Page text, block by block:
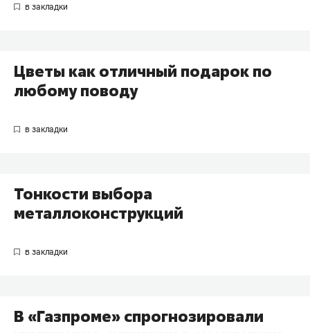
Цветы как отличный подарок по
любому поводу
Тонкости выбора
металлоконструкций
В «Газпроме» спрогнозировали